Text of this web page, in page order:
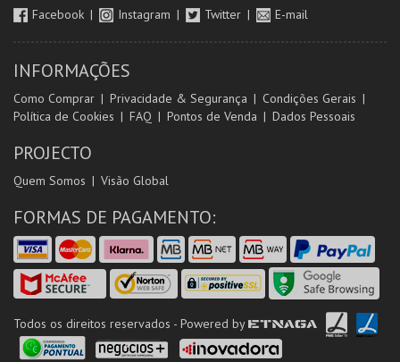
Facebook Instagram Twitter E-mail
INFORMAÇÕES
Como Comprar Privacidade & Segurança
Condições Gerais
Política de Cookies
FAQ Pontos de Venda Dados Pessoais
PROJECTO
Quem Somos Visão Global
FORMAS DE PAGAMENTO:
Todos os direitos reservados - Powered by ETNAGA